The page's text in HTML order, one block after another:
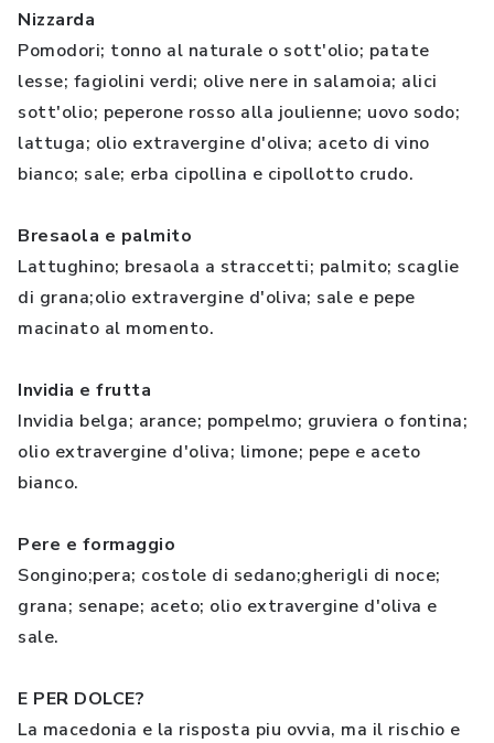
Nizzarda
Pomodori; tonno al naturale o sott'olio; patate
lesse; fagiolini verdi; olive nere in salamoia; alici
sott'olio; peperone rosso alla joulienne; uovo sodo;
lattuga; olio extravergine d'oliva; aceto di vino
bianco; sale; erba cipollina e cipollotto crudo.
Bresaola e palmito
Lattughino; bresaola a straccetti; palmito; scaglie
di grana;olio extravergine d'oliva; sale e pepe
macinato al momento.
Invidia e frutta
Invidia belga; arance; pompelmo; gruviera o fontina;
olio extravergine d'oliva; limone; pepe e aceto
bianco.
Pere e formaggio
Songino;pera; costole di sedano;gherigli di noce;
grana; senape; aceto; olio extravergine d'oliva e
sale.
E PER DOLCE?
La macedonia e la risposta piu ovvia, ma il rischio e